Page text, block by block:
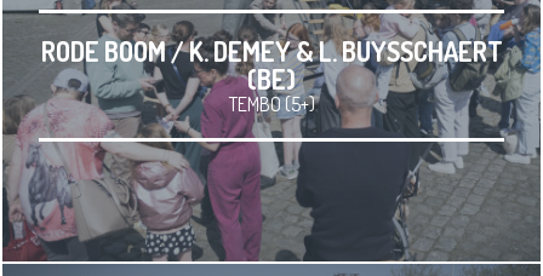
RODE BOOM / K. DEMEY & L. BUYSSCHAERT
(BE)
TEMBO (5+)